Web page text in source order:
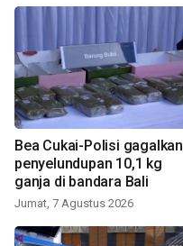
Bea Cukai-Polisi gagalkan
penyelundupan 10,1 kg
ganja di bandara Bali
Jumat, 7 Agustus 2026